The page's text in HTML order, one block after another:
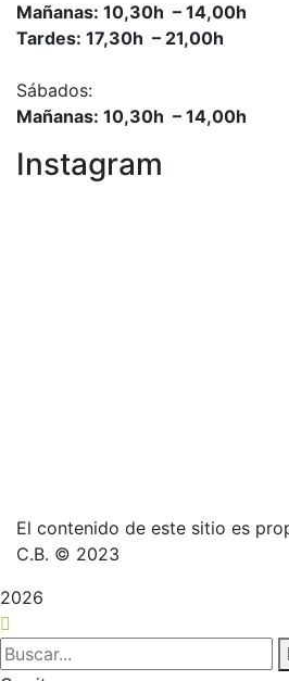
Mañanas: 10,30h – 14,00h
Tardes: 17,30h – 21,00h
Sábados:
Mañanas: 10,30h – 14,00h
Instagram
El contenido de este sitio es
C.B. © 2023
2026